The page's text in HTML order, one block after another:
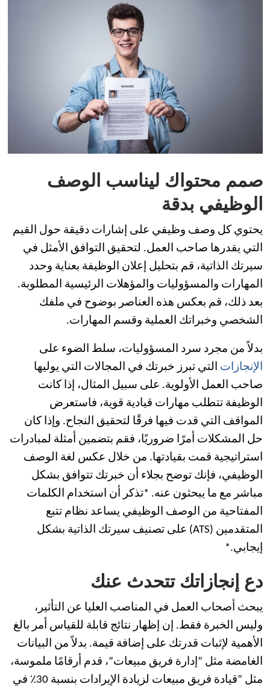
صمم محتواك ليناسب الوصف
الوظيفي بدقة
يحتوي كل وصف وظيفي على إشارات دقيقة حول القيم
التي يقدرها صاحب العمل. لتحقيق التوافق الأمثل في
سيرتك الذاتية، قم بتحليل إعلان الوظيفة بعناية وحدد
المهارات والمسؤوليات والمؤهلات الرئيسية المطلوبة.
بعد ذلك، قم بعكس هذه العناصر بوضوح في ملفك
الشخصي وخبراتك العملية وقسم المهارات.
بدلاً من مجرد سرد المسؤوليات، سلط الضوء على
الإنجازات التي تبرز خبرتك في المجالات التي يوليها
صاحب العمل الأولوية. على سبيل المثال، إذا كانت
الوظيفة تتطلب مهارات قيادية قوية، فاستعرض
المواقف التي قدت فيها فرقًا لتحقيق النجاح. وإذا كان
حل المشكلات أمرًا ضروريًا، فقم بتضمين أمثلة لمبادرات
استراتيجية قمت بقيادتها. من خلال عكس لغة الوصف
الوظيفي، فإنك توضح بجلاء أن خبرتك تتوافق بشكل
مباشر مع ما يبحثون عنه. *تذكر أن استخدام الكلمات
المفتاحية من الوصف الوظيفي يساعد نظام تتبع
المتقدمين (ATS) على تصنيف سيرتك الذاتية بشكل
إيجابي.*
دع إنجازاتك تتحدث عنك
يبحث أصحاب العمل في المناصب العليا عن التأثير،
وليس الخبرة فقط. إن إظهار نتائج قابلة للقياس أمر بالغ
الأهمية لإثبات قدرتك على إضافة قيمة. بدلاً من البيانات
الغامضة مثل “إدارة فريق مبيعات”، قدم أرقامًا ملموسة،
مثل “قيادة فريق مبيعات لزيادة الإيرادات بنسبة 30٪ في